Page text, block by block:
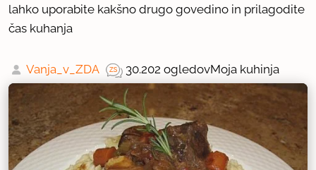
lahko uporabite kakšno drugo govedino in prilagodite
čas kuhanja
Vanja_v_ZDA 30.202 ogledovMoja kuhinja